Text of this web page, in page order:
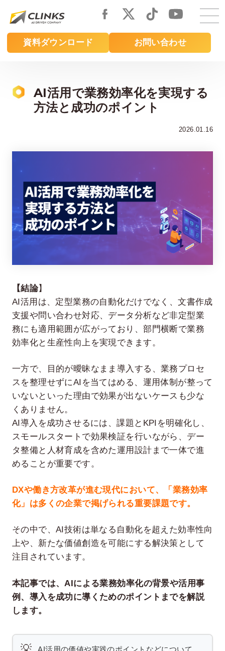
main
content
資料ダウンロード お問い合わせ
在宅率
2026年7月時点
社員数
2026年6月時点
AI活用で業務効率化を実現する
方法と成功のポイント
2026.01.16
【結論】
AI活用は、定型業務の自動化だけでなく、文書作成
支援や問い合わせ対応、データ分析など非定型業
務にも適用範囲が広がっており、部門横断で業務
効率化と生産性向上を実現できます。
一方で、目的が曖昧なまま導入する、業務プロセ
スを整理せずにAIを当てはめる、運用体制が整って
いないといった理由で効果が出ないケースも少な
くありません。
AI導入を成功させるには、課題とKPIを明確化し、
スモールスタートで効果検証を行いながら、デー
タ整備と人材育成を含めた運用設計まで一体で進
めることが重要です。
DXや働き方改革が進む現代において、「業務効率
化」は多くの企業で掲げられる重要課題です。
その中で、AI技術は単なる自動化を超えた効率性向
上や、新たな価値創造を可能にする解決策として
注目されています。
本記事では、AIによる業務効率化の背景や活用事
例、導入を成功に導くためのポイントまでを解説
します。
AI活用の価値や実践のポイントなどについて